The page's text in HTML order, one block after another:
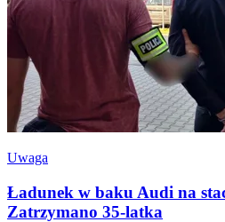
Uwaga
Ładunek w baku Audi na
Zatrzymano 35-latka